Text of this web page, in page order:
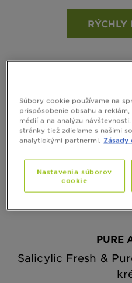
PURE
Salicylic Fresh &
Súbory cookie používame na
prispôsobenie obsahu a
médií a na analýzu
stránky tiež zdieľame s našimi
analytickými partnermi. Zásady
Nastavenia súborov
cookie